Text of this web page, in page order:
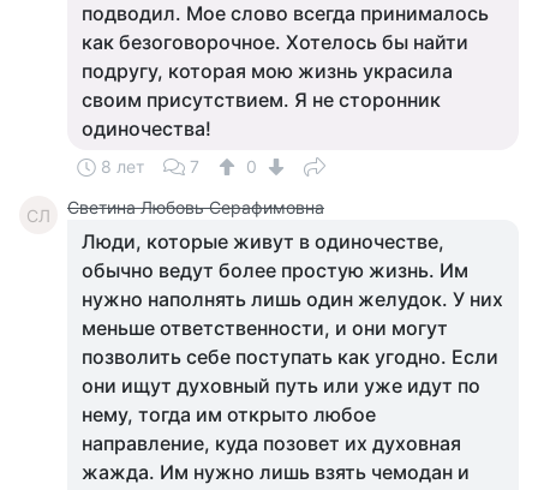
подводил. Мое слово всегда принималось
как безоговорочное. Хотелось бы найти
подругу, которая мою жизнь украсила
своим присутствием. Я не сторонник
одиночества!
8 лет 7 0
СЛ Светина Любовь Серафимовна
Люди, которые живут в одиночестве,
обычно ведут более простую жизнь. Им
нужно наполнять лишь один желудок. У них
меньше ответственности, и они могут
позволить себе поступать как угодно. Если
они ищут духовный путь или уже идут по
нему, тогда им открыто любое
направление, куда позовет их духовная
жажда. Им нужно лишь взять чемодан и